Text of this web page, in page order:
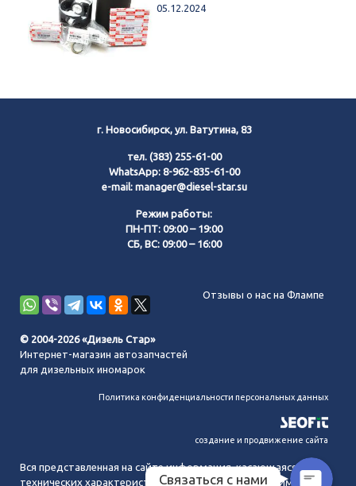
05.12.2024
г. Новосибирск, ул. Ватутина, 83
тел. (383) 255-61-00
WhatsApp: 8-962-835-61-00
e-mail: manager@diesel-star.su
Режим работы:
ПН-ПТ: 09:00 – 19:00
СБ, ВС: 09:00 – 16:00
Отзывы о нас на Флампе
© 2004-2026 «Дизель Стар»
Интернет-магазин автозапчастей
для дизельных иномарок
Политика конфиденциальности персональных данных
создание и продвижение сайта
Вся представленная на сайте информация, касающаяся
технических характеристик, наличия на складе, стоимости
Связаться с нами